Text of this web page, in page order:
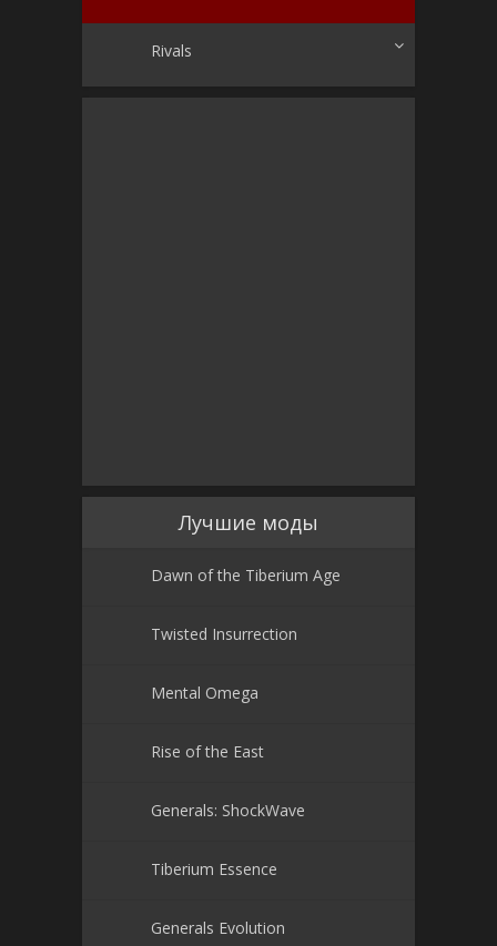
Rivals
Лучшие моды
Dawn of the Tiberium Age
Twisted Insurrection
Mental Omega
Rise of the East
Generals: ShockWave
Tiberium Essence
Generals Evolution